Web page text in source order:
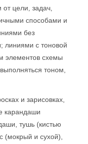
цели, задач,
способами и
без
линиями с тоновой
элементов схемы
тоном,
и зарисовках,
карандаши
тушь (кистью
(мокрый и сухой),